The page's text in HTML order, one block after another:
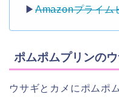
▶︎Amazonプライム
ポムポムプリンの
ウサギとカメにポムポ